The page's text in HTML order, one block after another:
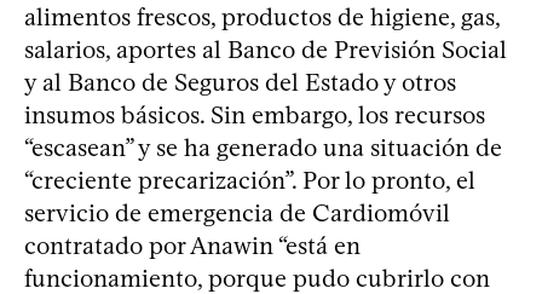
alimentos frescos, productos de higiene, gas,
salarios, aportes al Banco de Previsión Social
y al Banco de Seguros del Estado y otros
insumos básicos. Sin embargo, los recursos
“escasean” y se ha generado una situación de
“creciente precarización”. Por lo pronto, el
servicio de emergencia de Cardiomóvil
contratado por Anawin “está en
funcionamiento, porque pudo cubrirlo con